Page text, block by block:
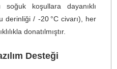
Osmo 360?
**sinema sınıfı** bir